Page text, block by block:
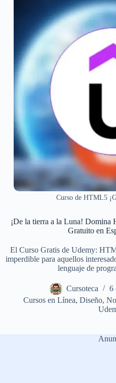
Curso de HTML5
¡De la tierra a la Luna! Domina
Gratuito en
El Curso Gratis de Udemy:
imperdible para aquellos
lenguaje de
Cursoteca
6
Cursos en Línea, Diseño,